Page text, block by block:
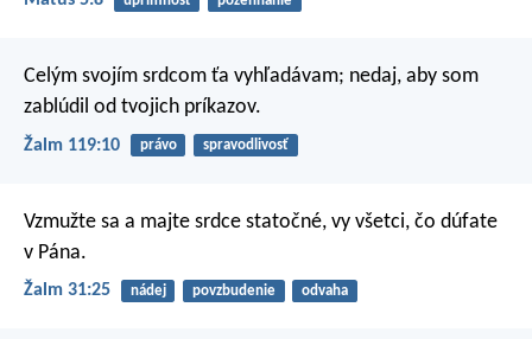
Celým svojím srdcom ťa vyhľadávam; nedaj, aby som
zablúdil od tvojich príkazov.
Žalm 119:10 právo spravodlivosť
Vzmužte sa a majte srdce statočné, vy všetci, čo dúfate
v Pána.
Žalm 31:25 nádej povzbudenie odvaha